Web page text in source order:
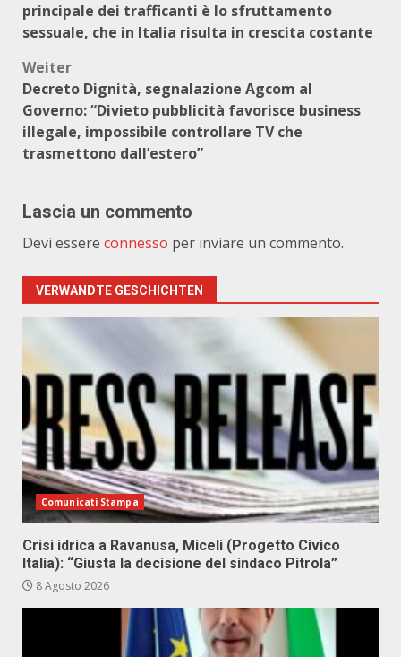
principale dei trafficanti è lo sfruttamento
sessuale, che in Italia risulta in crescita costante
Weiter
Decreto Dignità, segnalazione Agcom al
Governo: “Divieto pubblicità favorisce business
illegale, impossibile controllare TV che
trasmettono dall’estero”
Lascia un commento
Devi essere connesso per inviare un commento.
VERWANDTE GESCHICHTEN
Comunicati Stampa
Crisi idrica a Ravanusa, Miceli (Progetto Civico
Italia): “Giusta la decisione del sindaco Pitrola”
8 Agosto 2026